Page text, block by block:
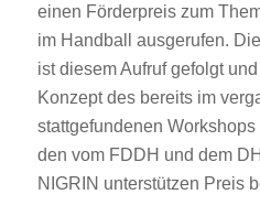
einen Förderpreis zum
im Handball ausgerufen.
ist diesem Aufruf gefolgt
Konzept des bereits im
stattgefundenen Workshops
den vom FDDH und dem
NIGRIN unterstützen Preis